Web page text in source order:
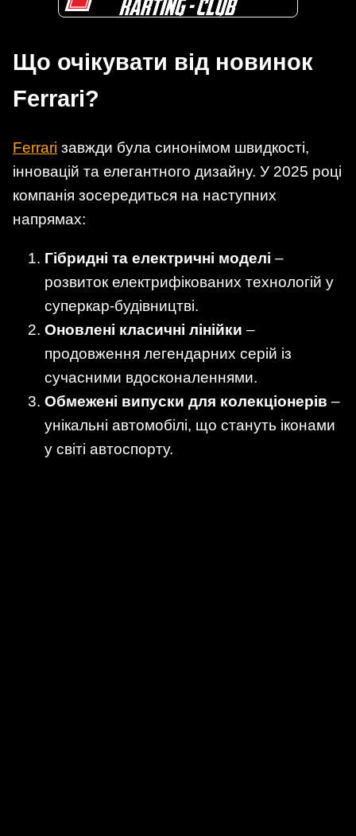
Що очікувати від новинок
Ferrari?
Ferrari завжди була синонімом швидкості,
інновацій та елегантного дизайну. У 2025 році
компанія зосередиться на наступних
напрямах:
Гібридні та електричні моделі –
розвиток електрифікованих технологій у
суперкар-будівництві.
Оновлені класичні лінійки –
продовження легендарних серій із
сучасними вдосконаленнями.
Обмежені випуски для колекціонерів –
унікальні автомобілі, що стануть іконами
у світі автоспорту.